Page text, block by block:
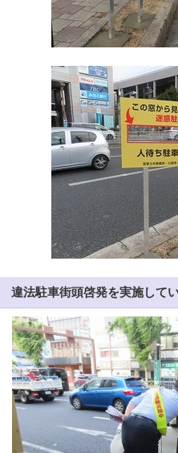
違法駐車街頭啓発を実施して